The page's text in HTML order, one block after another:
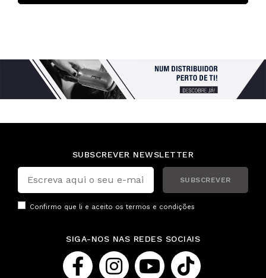
SUBSCREVER NEWSLETTER
SUBSCREVER
Confirmo que li e aceito os termos e condições
SIGA-NOS NAS REDES SOCIAIS